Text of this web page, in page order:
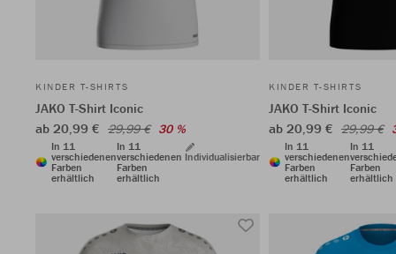
KINDER T-SHIRTS
JAKO T-Shirt Iconic
ab 20,99 € 29,99 € 30 %
In 11
verschiedenen
Farben
erhältlich
In 11
verschiedenen
Farben
erhältlich
Individualisierbar
KINDER T-SHIRTS
JAKO T-Shirt Iconic
ab 20,99 € 29,99 €
In 11
verschiedenen
Farben
erhältlich
In 11
Farben
erhältlich